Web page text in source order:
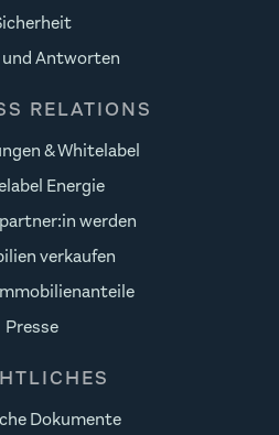
und Antworten
RELATIONS
& Whitelabel
Energie
werden
verkaufen
Presse
Dokumente